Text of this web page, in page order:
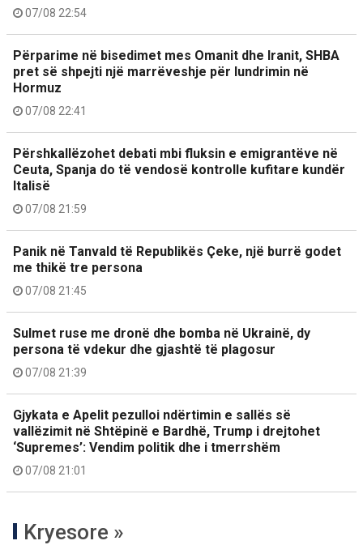
07/08 22:54
Përparime në bisedimet mes Omanit dhe Iranit, SHBA
pret së shpejti një marrëveshje për lundrimin në
Hormuz
07/08 22:41
Përshkallëzohet debati mbi fluksin e emigrantëve në
Ceuta, Spanja do të vendosë kontrolle kufitare kundër
Italisë
07/08 21:59
Panik në Tanvald të Republikës Çeke, një burrë godet
me thikë tre persona
07/08 21:45
Sulmet ruse me dronë dhe bomba në Ukrainë, dy
persona të vdekur dhe gjashtë të plagosur
07/08 21:39
Gjykata e Apelit pezulloi ndërtimin e sallës së
vallëzimit në Shtëpinë e Bardhë, Trump i drejtohet
‘Supremes’: Vendim politik dhe i tmerrshëm
07/08 21:01
Kryesore »